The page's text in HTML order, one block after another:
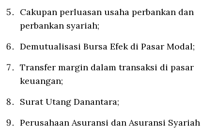
Cakupan perluasan usaha perbankan dan
perbankan syariah;
Demutualisasi Bursa Efek di Pasar Modal;
Transfer margin dalam transaksi di pasar
keuangan;
Surat Utang Danantara;
Perusahaan Asuransi dan Asuransi Syariah